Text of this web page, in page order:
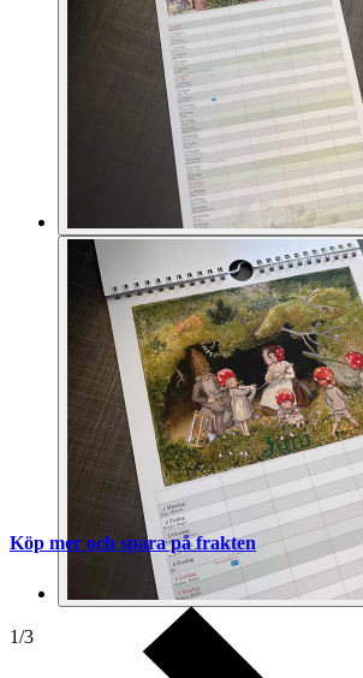
1/3
Köp mer och spara på frakten